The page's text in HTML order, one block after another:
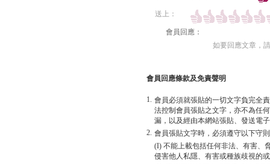
送上：
會員回應：
如要回應文章，
會員回應條款及免責聲明
1. 會員必須就張貼的一切文字負完全
法控制會員張貼之文字，亦不為任
漏，以及經由本網站張貼、發送電
2. 會員張貼文字時，必須遵守以下守
(I) 不能上載包括任何非法、有害、
侵害他人私隱、有害或種族歧視的